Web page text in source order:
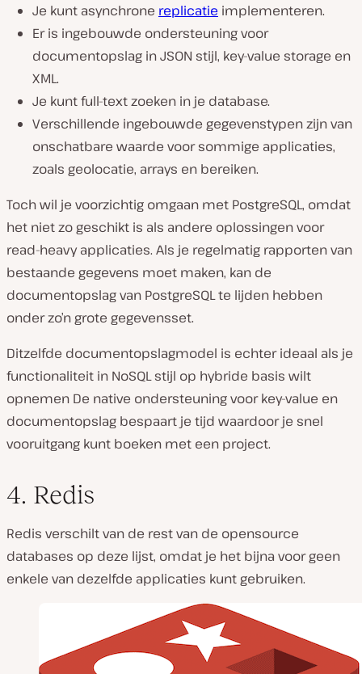
Je kunt asynchrone replicatie implementeren.
Er is ingebouwde ondersteuning voor
documentopslag in JSON stijl, key-value storage en
XML.
Je kunt full-text zoeken in je database.
Verschillende ingebouwde gegevenstypen zijn van
onschatbare waarde voor sommige applicaties,
zoals geolocatie, arrays en bereiken.
Toch wil je voorzichtig omgaan met PostgreSQL, omdat
het niet zo geschikt is als andere oplossingen voor
read-heavy applicaties. Als je regelmatig rapporten van
bestaande gegevens moet maken, kan de
documentopslag van PostgreSQL te lijden hebben
onder zo’n grote gegevensset.
Ditzelfde documentopslagmodel is echter ideaal als je
functionaliteit in NoSQL stijl op hybride basis wilt
opnemen De native ondersteuning voor key-value en
documentopslag bespaart je tijd waardoor je snel
vooruitgang kunt boeken met een project.
4. Redis
Redis verschilt van de rest van de opensource
databases op deze lijst, omdat je het bijna voor geen
enkele van dezelfde applicaties kunt gebruiken.